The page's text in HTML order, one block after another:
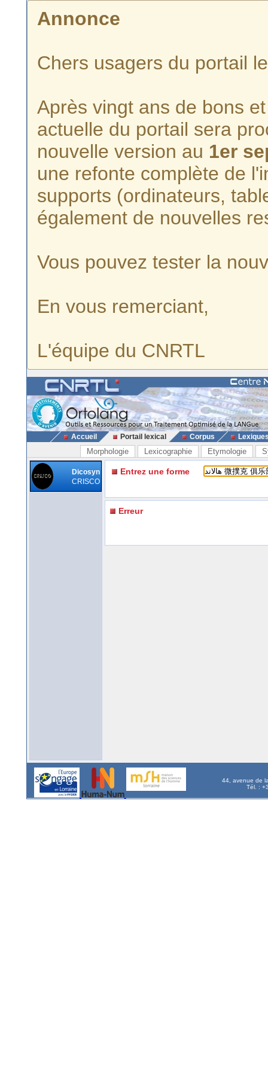
Annonce
Chers usagers du portail
Après vingt ans de bons
actuelle du portail sera
nouvelle version au 1er
une refonte complète de
supports (ordinateurs,
également de nouvelles
Vous pouvez tester la
En vous remerciant,
L'équipe du CNRTL
Accueil Portail lexical Corpus
Morphologie Lexicographie Etymologie
Dicosyn
CRISCO
Entrez une forme
Erreur
44, avenue de
Tél. :